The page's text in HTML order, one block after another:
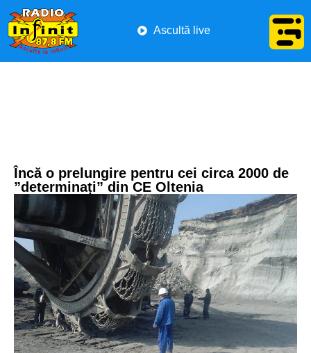
Ascultă live
Încă o prelungire pentru cei circa 2000 de
”determinați” din CE Oltenia